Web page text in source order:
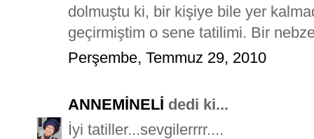
dolmuştu ki, bir kişiye bile yer
geçirmiştim o sene tatilimi. Bir
Perşembe, Temmuz 29, 2010
ANNEMİNELİ dedi ki...
İyi tatiller...sevgilerrrr....